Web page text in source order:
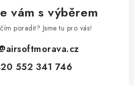
vám s výběrem
poradit? Jsme tu pro vás!
airsoftmorava.cz
552 341 746